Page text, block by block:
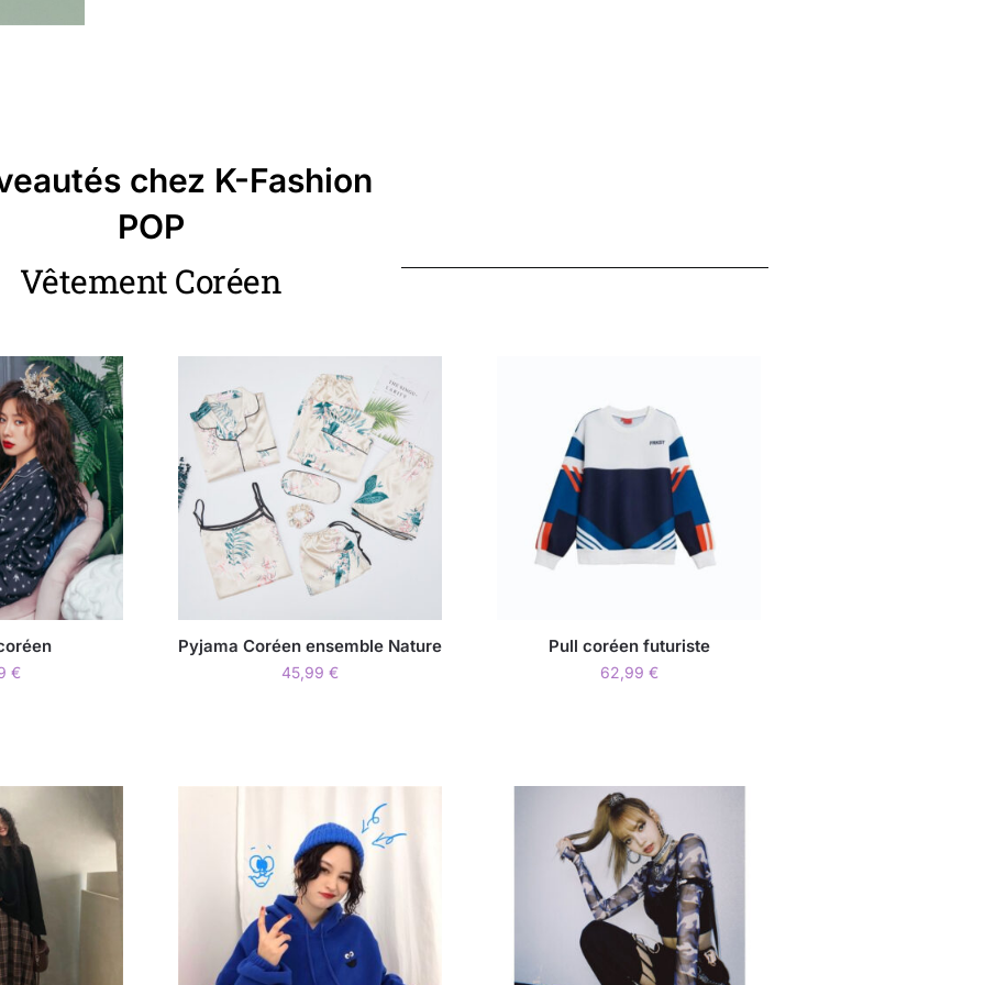
chez K-Fashion
POP
Vêtement Coréen
€
Pyjama Coréen ensemble Nature
45,99 €
Pull coréen futuriste
62,99 €